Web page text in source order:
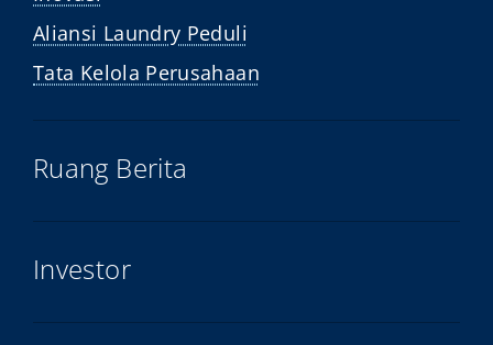
Aliansi Laundry Peduli
Tata Kelola Perusahaan
Ruang Berita
Investor